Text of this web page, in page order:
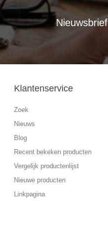
Nieuwsbrief
Klantenservice
Zoek
Nieuws
Blog
Recent bekeken producten
Vergelijk productenlijst
Nieuwe producten
Linkpagina